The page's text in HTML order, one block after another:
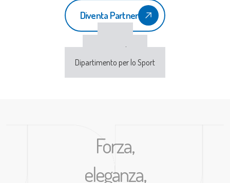
Diventa Partner
Sport e Salute
Dipartimento per lo Sport
Forza,
eleganza,